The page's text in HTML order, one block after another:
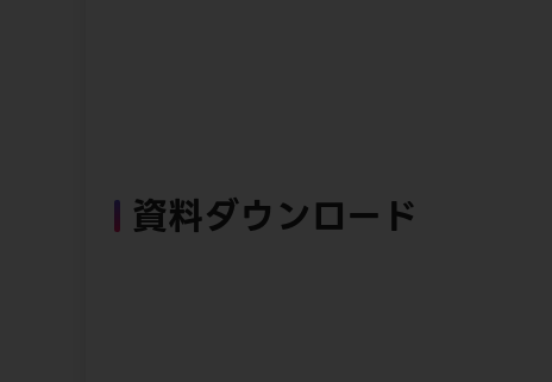
資料ダウンロード